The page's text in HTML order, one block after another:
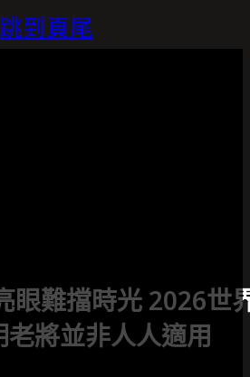
跳到頁尾
眼難擋時光 2026世
老將並非人人適用